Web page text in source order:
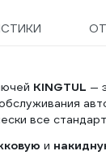
KINGTUL —
все
и